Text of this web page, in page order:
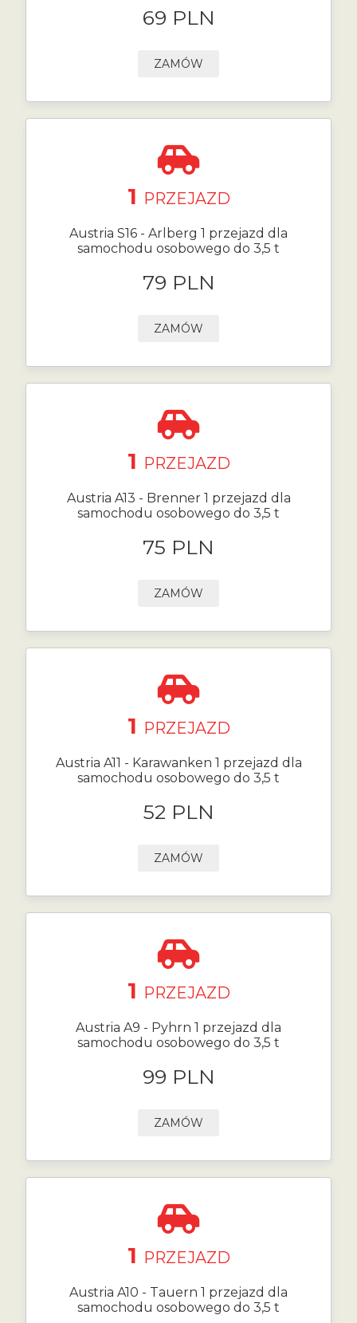
69 PLN
ZAMÓW
1 PRZEJAZD
Austria S16 - Arlberg 1 przejazd dla
samochodu osobowego do 3,5 t
79 PLN
ZAMÓW
1 PRZEJAZD
Austria A13 - Brenner 1 przejazd dla
samochodu osobowego do 3,5 t
75 PLN
ZAMÓW
1 PRZEJAZD
Austria A11 - Karawanken 1 przejazd dla
samochodu osobowego do 3,5 t
52 PLN
ZAMÓW
1 PRZEJAZD
Austria A9 - Pyhrn 1 przejazd dla
samochodu osobowego do 3,5 t
99 PLN
ZAMÓW
1 PRZEJAZD
Austria A10 - Tauern 1 przejazd dla
samochodu osobowego do 3,5 t